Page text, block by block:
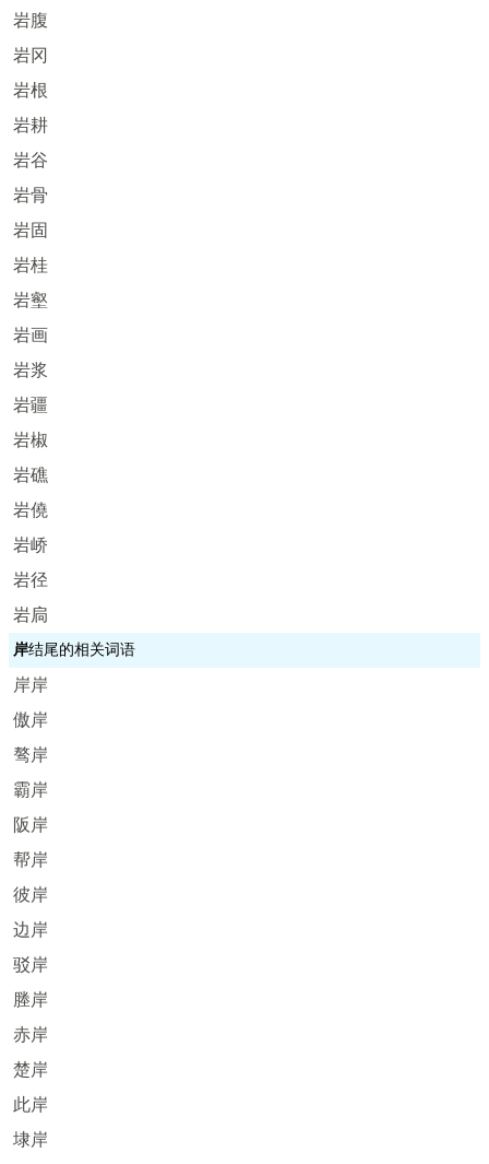
岩腹
岩冈
岩根
岩耕
岩谷
岩骨
岩固
岩桂
岩壑
岩画
岩浆
岩疆
岩椒
岩礁
岩僥
岩峤
岩径
岩扃
岸结尾的相关词语
岸岸
傲岸
骜岸
霸岸
阪岸
帮岸
彼岸
边岸
驳岸
塍岸
赤岸
楚岸
此岸
埭岸